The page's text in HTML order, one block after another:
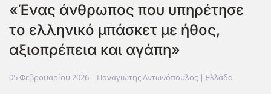
«Ένας άνθρωπος που υπηρέτησε
το ελληνικό μπάσκετ με ήθος,
αξιοπρέπεια και αγάπη»
05 Φεβρουαρίου 2026 | Παναγιώτης Αντωνόπουλος | Ελλάδα